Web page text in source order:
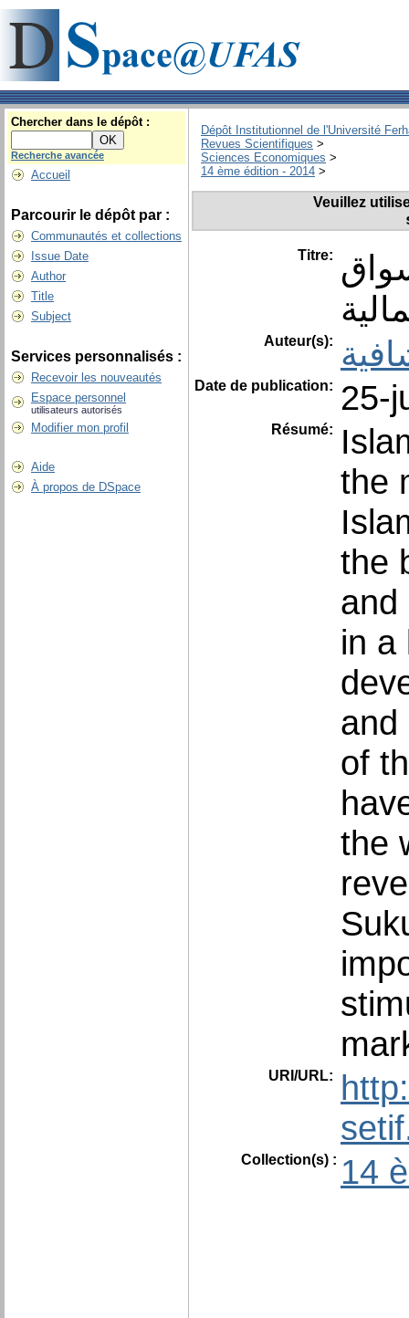
Chercher dans le dépôt :
Recherche avancée
Accueil
Parcourir le dépôt par :
Communautés et collections
Issue Date
Author
Title
Subject
Services personnalisés :
Recevoir les nouveautés
Espace personnel
utilisateurs autorisés
Modifier mon profil
Aide
À propos de DSpace
Dépôt Institutionnel de l'Université
Revues Scientifiques >
Sciences Economiques >
14 ème édition - 2014 >
Veuillez
Titre:
Auteur(s):
Date de publication: 25-
Résumé:
the
the
and
in a
and
of
the
URI/URL:
Collection(s) : 14